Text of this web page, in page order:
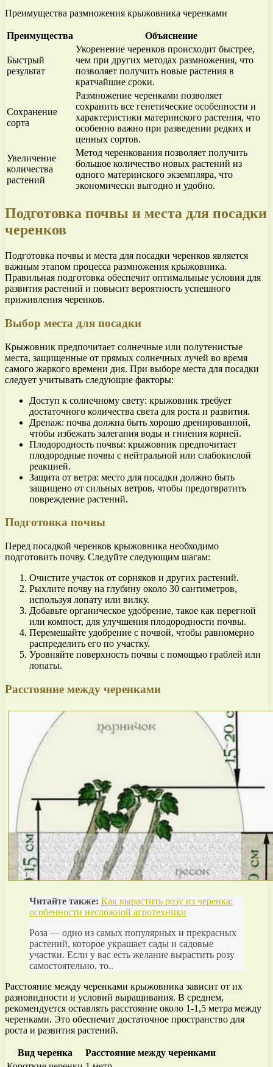
Преимущества размножения крыжовника черенками
Преимущества Объяснение
Быстрый
результат
Укоренение черенков происходит быстрее,
чем при других методах размножения, что
позволяет получить новые растения в
кратчайшие сроки.
Сохранение
сорта
Размножение черенками позволяет
сохранить все генетические особенности и
характеристики материнского растения, что
особенно важно при разведении редких и
ценных сортов.
Увеличение
количества
растений
Метод черенкования позволяет получить
большое количество новых растений из
одного материнского экземпляра, что
экономически выгодно и удобно.
Подготовка почвы и места для посадки
черенков
Подготовка почвы и места для посадки черенков является
важным этапом процесса размножения крыжовника.
Правильная подготовка обеспечит оптимальные условия для
развития растений и повысит вероятность успешного
приживления черенков.
Выбор места для посадки
Крыжовник предпочитает солнечные или полутенистые
места, защищенные от прямых солнечных лучей во время
самого жаркого времени дня. При выборе места для посадки
следует учитывать следующие факторы:
Доступ к солнечному свету: крыжовник требует
достаточного количества света для роста и развития.
Дренаж: почва должна быть хорошо дренированной,
чтобы избежать залегания воды и гниения корней.
Плодородность почвы: крыжовник предпочитает
плодородные почвы с нейтральной или слабокислой
реакцией.
Защита от ветра: место для посадки должно быть
защищено от сильных ветров, чтобы предотвратить
повреждение растений.
Подготовка почвы
Перед посадкой черенков крыжовника необходимо
подготовить почву. Следуйте следующим шагам:
Очистите участок от сорняков и других растений.
Рыхлите почву на глубину около 30 сантиметров,
используя лопату или вилку.
Добавьте органическое удобрение, такое как перегной
или компост, для улучшения плодородности почвы.
Перемешайте удобрение с почвой, чтобы равномерно
распределить его по участку.
Уровняйте поверхность почвы с помощью граблей или
лопаты.
Расстояние между черенками
Читайте также: Как вырастить розу из черенка:
особенности несложной агротехники
Роза — одно из самых популярных и прекрасных
растений, которое украшает сады и садовые
участки. Если у вас есть желание вырастить розу
самостоятельно, то..
Расстояние между черенками крыжовника зависит от их
разновидности и условий выращивания. В среднем,
рекомендуется оставлять расстояние около 1-1,5 метра между
черенками. Это обеспечит достаточное пространство для
роста и развития растений.
Вид черенка
Расстояние между черенками